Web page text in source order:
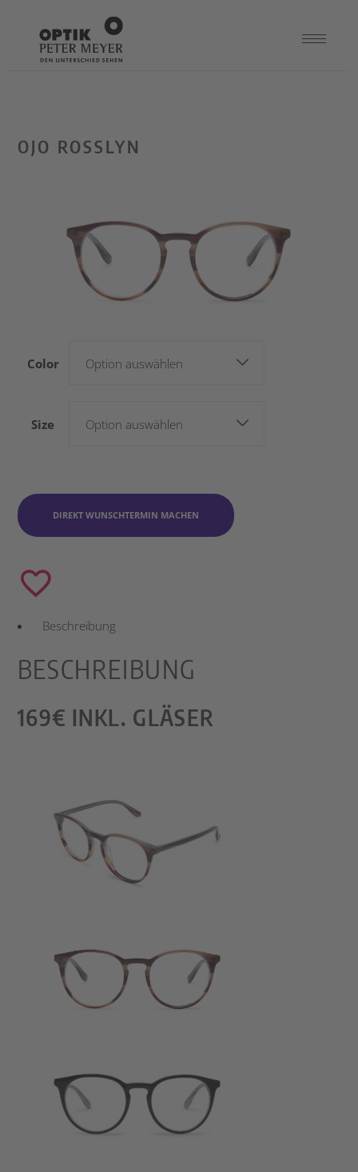
OJO ROSSLYN
Color Option auswählen
Size Option auswählen
DIREKT WUNSCHTERMIN MACHEN
Beschreibung
BESCHREIBUNG
169€ INKL. GLÄSER